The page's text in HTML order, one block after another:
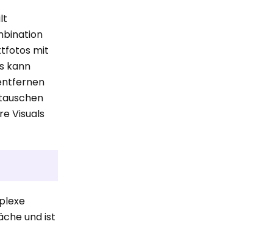
mit
kann
Visuals
und ist